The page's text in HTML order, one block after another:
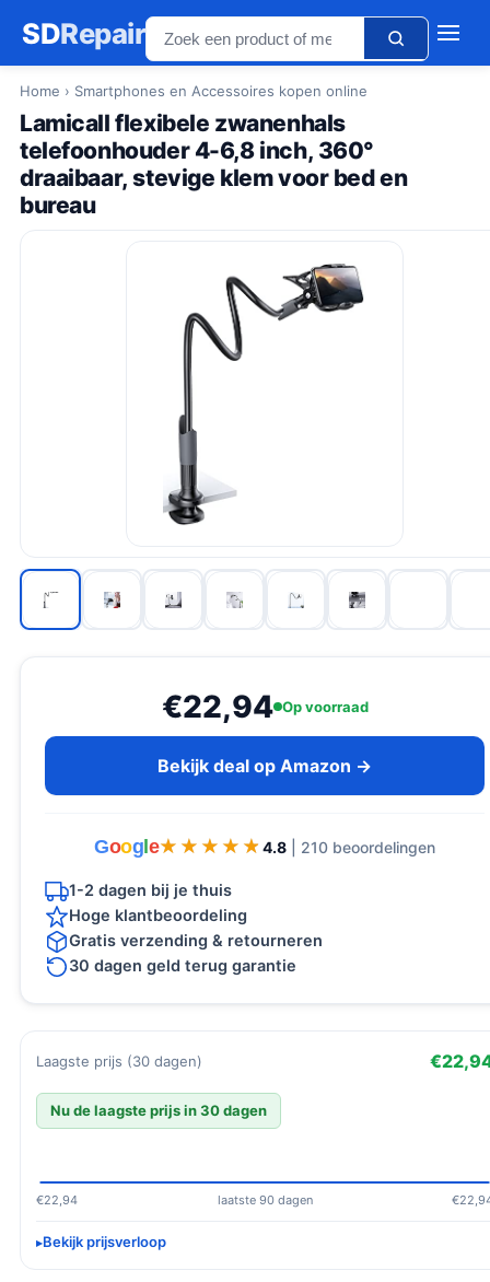
SDRepair
Home › Smartphones en Accessoires kopen online
Lamicall flexibele zwanenhals
telefoonhouder 4-6,8 inch, 360°
draaibaar, stevige klem voor bed en
bureau
€22,94 Op voorraad
Bekijk deal op Amazon →
Goog e★★★★★
★★★★★ 4.8 | 210 beoordelingen
1-2 dagen bij je thuis
Hoge klantbeoordeling
Gratis verzending & retourneren
30 dagen geld terug garantie
Laagste prijs (30 dagen)
Nu de laagste prijs in 30 dagen
€22,94 laatste 90 dagen
Bekijk prijsverloop